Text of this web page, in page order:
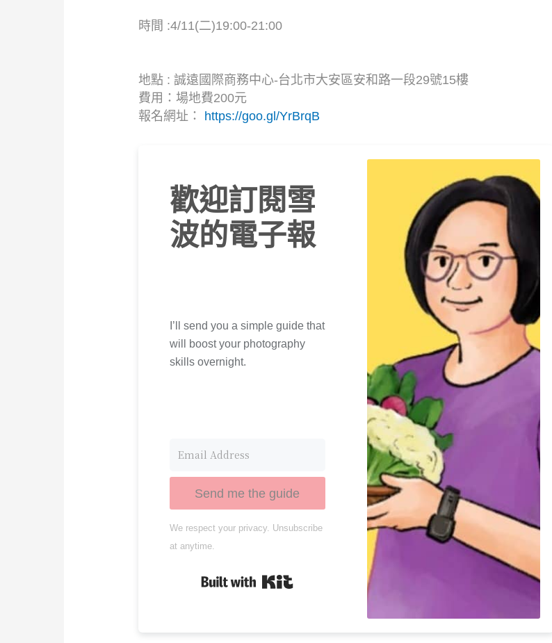
時間 :4/11(二)19:00-21:00
地點 : 誠遠國際商務中心-台北市大安區安和路一段29號15樓
費用：場地費200元
報名網址： https://goo.gl/YrBrqB
歡迎訂閱雪
波的電子報
I’ll send you a simple guide that
will boost your photography
skills overnight.
Send me the guide
We respect your privacy. Unsubscribe
at anytime.